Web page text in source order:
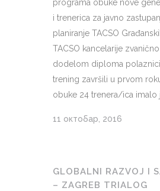
programa obuke nove
i trenerica za javno
planiranje TACSO
TACSO kancelarije
dodelom diploma
trening završili u prvom
obuke 24 trenera/ica imalo
11 октобар, 2016
GLOBALNI RAZVOJ I
– ZAGREB TRIALOG